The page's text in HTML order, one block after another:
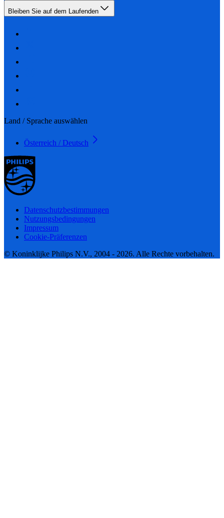
Bleiben Sie auf dem Laufenden
Land / Sprache auswählen
Österreich / Deutsch
Datenschutzbestimmungen
Nutzungsbedingungen
Impressum
Cookie-Präferenzen
© Koninklijke Philips N.V., 2004 - 2026. Alle Rechte vorbehalten.